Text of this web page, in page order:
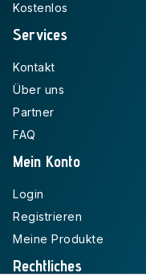
Kostenlos
Services
Kontakt
Über uns
Partner
FAQ
Mein Konto
Login
Registrieren
Meine Produkte
Rechtliches